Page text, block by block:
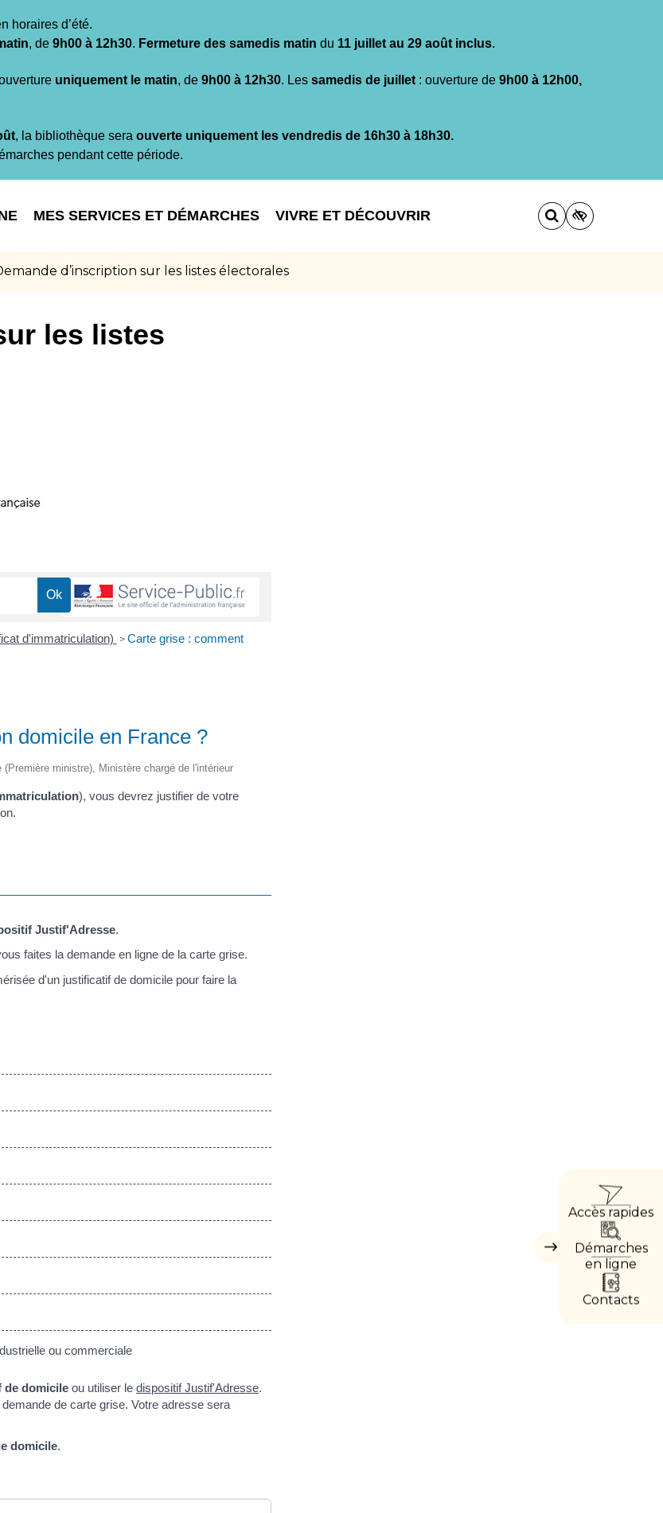
horaires d’été.
, de 9h00 à 12h30. Fermeture des samedis matin du 11 juillet au 29 août inclus.
uniquement le matin, de 9h00 à 12h30. Les samedis de juillet : ouverture de 9h00 à 12h00,
, la bibliothèque sera ouverte uniquement les vendredis de 16h30 à 18h30.
pendant cette période.
MES SERVICES ET DÉMARCHES VIVRE ET DÉCOUVRIR
d’inscription sur les listes électorales
Masquer
Accès rapides
Démarches
en ligne
Contacts
les listes
d'immatriculation) > Carte grise : comment
domicile en France ?
ministre), Ministère chargé de l'intérieur
), vous devrez justifier de votre
Justif'Adresse.
faites la demande en ligne de la carte grise.
d'un justificatif de domicile pour faire la
ou commerciale
de domicile ou utiliser le dispositif Justif'Adresse.
de carte grise. Votre adresse sera
domicile.